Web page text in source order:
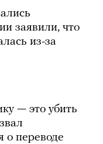
заявили, что
из-за
— это убить
о переводе